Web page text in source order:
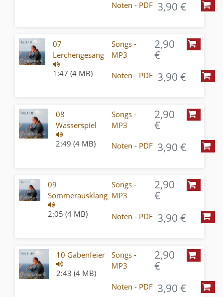
Noten - PDF 3,90 €
07
Lerchengesang
1:47 (4 MB)
Songs -
MP3
2,90
€
Noten - PDF 3,90 €
08
Wasserspiel
2:49 (4 MB)
Songs -
MP3
2,90
€
Noten - PDF 3,90 €
09
Sommerausklang
2:05 (4 MB)
Songs -
MP3
2,90
€
Noten - PDF 3,90 €
10 Gabenfeier
2:43 (4 MB)
Songs -
MP3
2,90
€
Noten - PDF 3,90 €